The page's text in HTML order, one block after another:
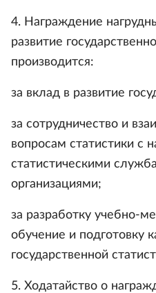
4. Награждение
развитие
производится:
за вклад в развитие
за сотрудничество и
вопросам статистики с
статистическими
организациями;
за разработку учебно-
обучение и подготовку
государственной
5. Ходатайство о